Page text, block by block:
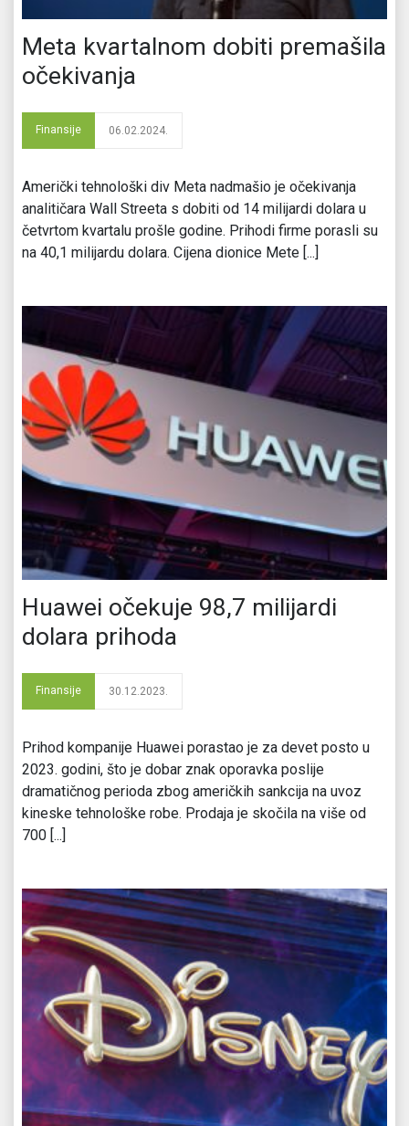
Meta kvartalnom dobiti premašila
očekivanja
Finansije 06.02.2024.
Američki tehnološki div Meta nadmašio je očekivanja
analitičara Wall Streeta s dobiti od 14 milijardi dolara u
četvrtom kvartalu prošle godine. Prihodi firme porasli su
na 40,1 milijardu dolara. Cijena dionice Mete [...]
Huawei očekuje 98,7 milijardi
dolara prihoda
Finansije 30.12.2023.
Prihod kompanije Huawei porastao je za devet posto u
2023. godini, što je dobar znak oporavka poslije
dramatičnog perioda zbog američkih sankcija na uvoz
kineske tehnološke robe. Prodaja je skočila na više od
700 [...]